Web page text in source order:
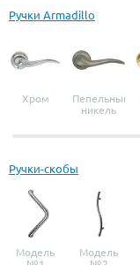
Ручки Armadillo
Хром
Пепельный
никель
Ручки-скобы
Модель
Модель